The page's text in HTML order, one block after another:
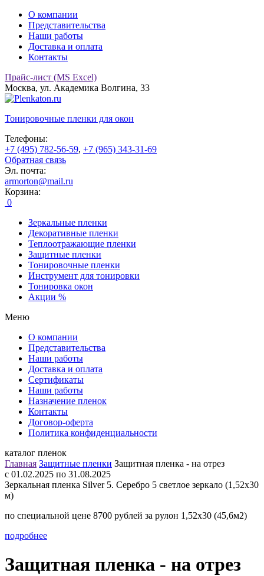
О компании
Представительства
Наши работы
Доставка и оплата
Контакты
Прайс-лист (MS Excel)
Москва, ул. Академика Волгина, 33
Тонировочные пленки для окон
Телефоны:
+7 (495) 782-56-59, +7 (965) 343-31-69
Обратная связь
Эл. почта:
armorton@mail.ru
Корзина:
0
Зеркальные пленки
Декоративные пленки
Теплоотражающие пленки
Защитные пленки
Тонировочные пленки
Инструмент для тонировки
Тонировка окон
Акции %
Меню
О компании
Представительства
Наши работы
Доставка и оплата
Сертификаты
Наши работы
Назначение пленок
Контакты
Договор-оферта
Политика конфиденциальности
каталог пленок
Главная Защитные пленки Защитная пленка - на отрез
c 01.02.2025 по 31.08.2025
Зеркальная пленка Silver 5. Серебро 5 светлое зеркало (1,52х30
м)
по специальной цене 8700 рублей за рулон 1,52х30 (45,6м2)
подробнее
Защитная пленка - на отрез